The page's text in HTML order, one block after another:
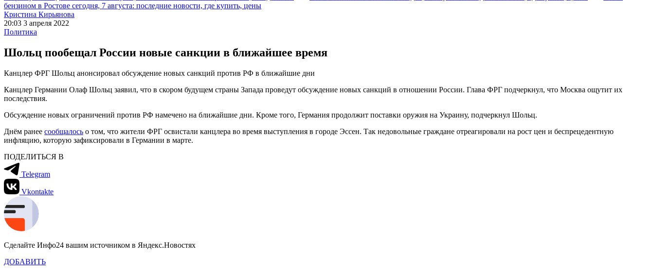
бензином в Ростове сегодня, 7 августа: последние новости, где купить, цены
Кристина Кирьянова
20:03 3 апреля 2022
Политика
Шольц пообещал России новые санкции в ближайшее время
Канцлер ФРГ Шольц анонсировал обсуждение новых санкций против РФ в ближайшие дни
Канцлер Германии Олаф Шольц заявил, что в скором будущем страны Запада проведут обсуждение новых санкций в отношении России. Глава ФРГ подчеркнул, что Москва ощутит их
последствия.
Обсуждение новых ограничений против РФ намечено на ближайшие дни. Кроме того, Германия продолжит поставки оружия на Украину, подчеркнул Шольц.
Днём ранее сообщалось о том, что жители ФРГ освистали канцлера во время выступления в городе Эссен. Так недовольные граждане отреагировали на рост цен и беспрецедентную
инфляцию, которую зафиксировали в Германии в марте.
ПОДЕЛИТЬСЯ В
Telegram
Vkontakte
Сделайте Инфо24 вашим источником в Яндекс.Новостях
ДОБАВИТЬ